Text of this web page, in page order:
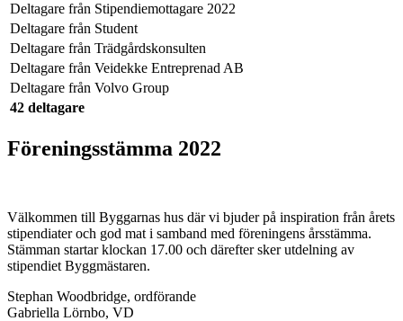
Deltagare från Stipendiemottagare 2022
Deltagare från Student
Deltagare från Trädgårdskonsulten
Deltagare från Veidekke Entreprenad AB
Deltagare från Volvo Group
42 deltagare
Föreningsstämma 2022
Välkommen till Byggarnas hus där vi bjuder på inspiration från årets
stipendiater och god mat i samband med föreningens årsstämma.
Stämman startar klockan 17.00 och därefter sker utdelning av
stipendiet Byggmästaren.
Stephan Woodbridge, ordförande
Gabriella Lörnbo, VD